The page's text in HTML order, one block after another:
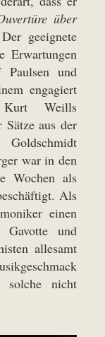
über
geeignete
Erwartungen
Paulsen und
engagiert
Kurt Weills
Sätze aus der
war in den
Wochen als
Als
einen
Gavotte und
allesamt
nicht